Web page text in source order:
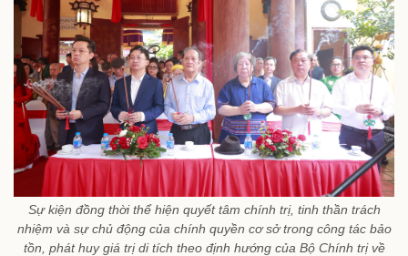
Sự kiện đồng thời thể hiện quyết tâm chính trị, tinh thần trách
nhiệm và sự chủ động của chính quyền cơ sở trong công tác bảo
tồn, phát huy giá trị di tích theo định hướng của Bộ Chính trị về